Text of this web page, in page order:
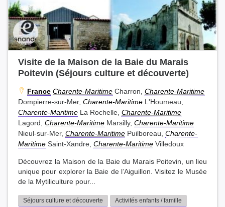
Visite de la Maison de la Baie du Marais
Poitevin (Séjours culture et découverte)
France Charente-Maritime Charron, Charente-Maritime
Dompierre-sur-Mer, Charente-Maritime L'Houmeau,
Charente-Maritime La Rochelle, Charente-Maritime
Lagord, Charente-Maritime Marsilly, Charente-Maritime
Nieul-sur-Mer, Charente-Maritime Puilboreau, Charente-
Maritime Saint-Xandre, Charente-Maritime Villedoux
Découvrez la Maison de la Baie du Marais Poitevin, un lieu
unique pour explorer la Baie de l’Aiguillon. Visitez le Musée
de la Mytiliculture pour...
Séjours culture et découverte
Activités enfants / famille